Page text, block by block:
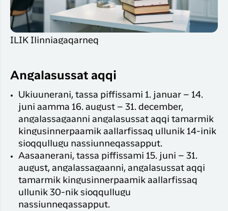
ILIK Ilinniagaqarneq
Angalasussat aqqi
Ukiuunerani, tassa piffissami 1. januar – 14.
juni aamma 16. august – 31. december,
angalassagaanni angalasussat aqqi tamarmik
kingusinnerpaamik aallarfissaq ullunik 14-inik
sioqqullugu nassiunneqassapput.
Aasaanerani, tassa piffissami 15. juni – 31.
august, angalassagaanni, angalasussat aqqi
tamarmik kingusinnerpaamik aallarfissaq
ullunik 30-nik sioqqullugu
nassiunneqassapput.